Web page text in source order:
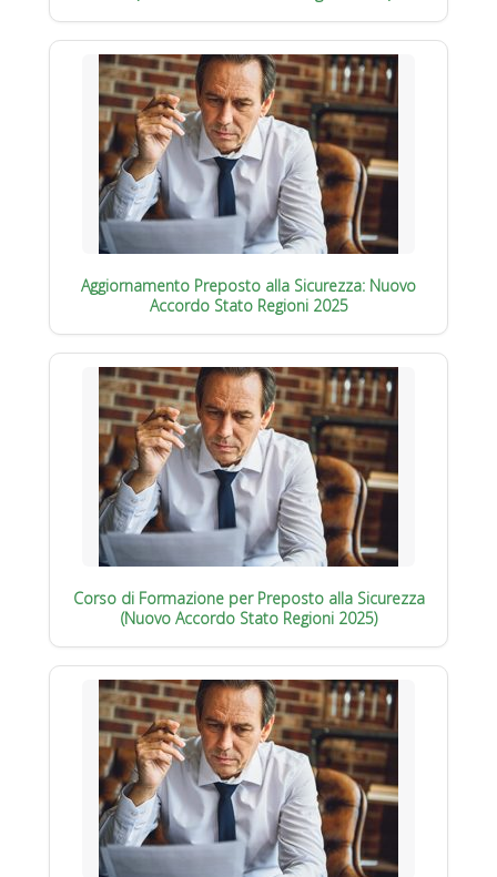
Aggiornamento Preposto alla Sicurezza: Nuovo
Accordo Stato Regioni 2025
Corso di Formazione per Preposto alla Sicurezza
(Nuovo Accordo Stato Regioni 2025)